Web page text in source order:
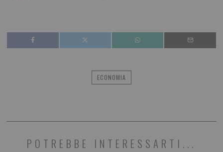
ECONOMIA
POTREBBE INTERESSARTI...